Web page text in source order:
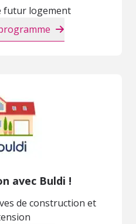
futur logement
avec Buldi !
de construction et